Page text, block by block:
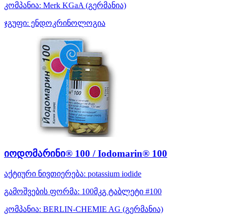
კომპანია: Merk KGaA (გერმანია)
ჯგუფი: ენდოკრინოლოგია
იოდომარინი® 100 / Iodomarin® 100
აქტიური ნივთიერება: potassium iodide
გამოშვების ფორმა: 100მკგ ტაბლეტი #100
კომპანია: BERLIN-CHEMIE AG (გერმანია)